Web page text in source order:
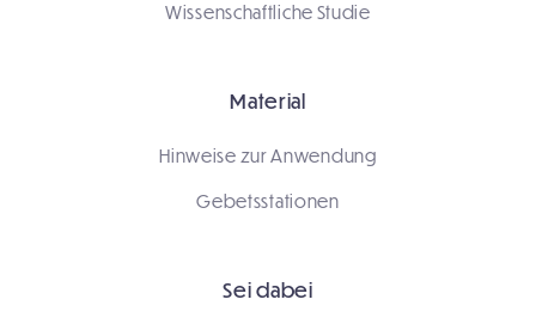
Wissenschaftliche Studie
Material
Hinweise zur Anwendung
Gebetsstationen
Sei dabei